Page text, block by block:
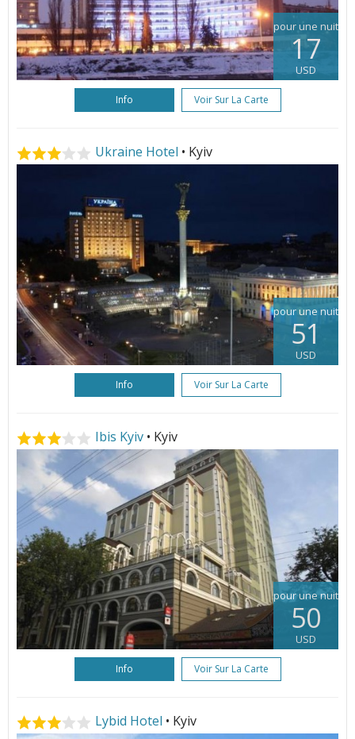
pour une nuit
17
USD
Info Voir Sur La Carte
Ukraine Hotel • Kyiv
pour une nuit
51
USD
Info Voir Sur La Carte
Ibis Kyiv • Kyiv
pour une nuit
50
USD
Info Voir Sur La Carte
Lybid Hotel • Kyiv